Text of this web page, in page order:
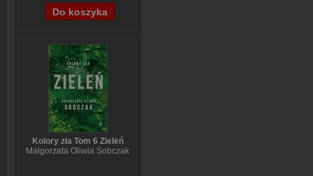
Kolory zła Tom 6 Zieleń
Małgorzata Oliwia Sobczak